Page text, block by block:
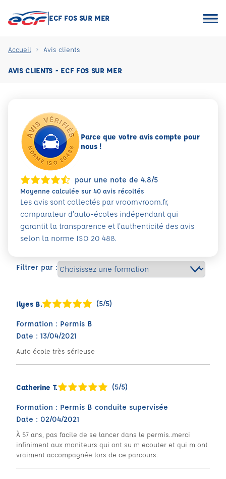
ECF FOS SUR MER
Accueil Avis clients
AVIS CLIENTS - ECF FOS SUR MER
Filtrer par :
Ilyes B. (5/5)
Formation : Permis B
Date : 13/04/2021
Auto école très sérieuse
Catherine T. (5/5)
Formation : Permis B conduite supervisée
Date : 02/04/2021
À 57 ans, pas facile de se lancer dans le permis..merci
infiniment aux moniteurs qui ont su m ecouter et qui m ont
vraiment accompagnée lors de ce parcours.
Parce que votre avis compte pour
nous !
pour une note de 4.8/5
Moyenne calculée sur 40 avis récoltés
Les avis sont collectés par vroomvroom.fr,
comparateur d’auto-écoles indépendant qui
garantit la transparence et l'authenticité des avis
selon la norme ISO 20 488.